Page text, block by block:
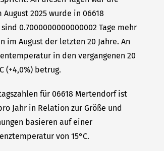
2025 wurde in 06618
0.7000000000000002 Tage mehr
im August der letzten 20 Jahre. An
in den vergangenen 20
(+4,0%) betrug.
für 06618 Mertendorf ist
Jahr in Relation zur Größe und
basieren auf einer
von 15°C.